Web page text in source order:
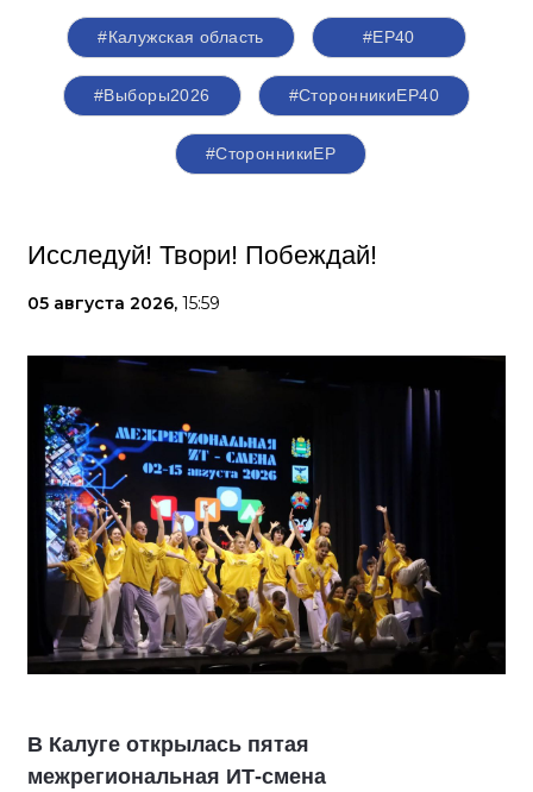
#Калужская область #ЕР40
#Выборы2026 #СторонникиЕР40
#СторонникиЕР
Исследуй! Твори! Побеждай!
05 августа 2026, 15:59
В Калуге открылась пятая
межрегиональная ИТ-смена